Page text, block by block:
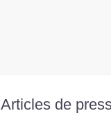
Articles de